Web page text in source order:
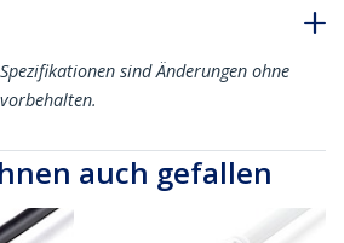
sind Änderungen ohne
auch gefallen